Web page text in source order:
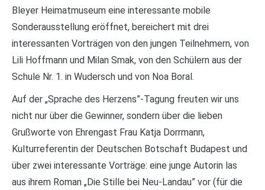
Bleyer Heimatmuseum eine interessante mobile
Sonderausstellung eröffnet, bereichert mit drei
interessanten Vorträgen von den jungen Teilnehmern, von
Lili Hoffmann und Milan Smak, von den Schülern aus der
Schule Nr. 1. in Wudersch und von Noa Boral.
Auf der „Sprache des Herzens”-Tagung freuten wir uns
nicht nur über die Gewinner, sondern über die lieben
Grußworte von Ehrengast Frau Katja Dorrmann,
Kulturreferentin der Deutschen Botschaft Budapest und
über zwei interessante Vorträge: eine junge Autorin las
aus ihrem Roman „Die Stille bei Neu-Landau” vor (für die